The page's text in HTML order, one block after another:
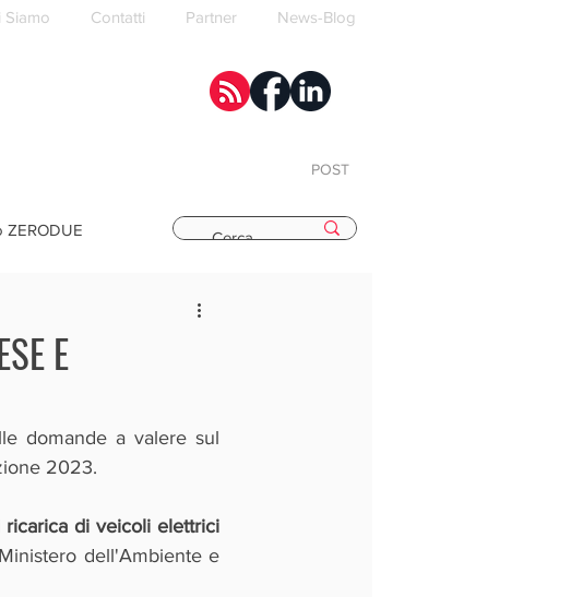
Siamo Contatti Partner News-Blog
POST
ZERODUE
E
2023.
di veicoli elettrici
dell'Ambiente e